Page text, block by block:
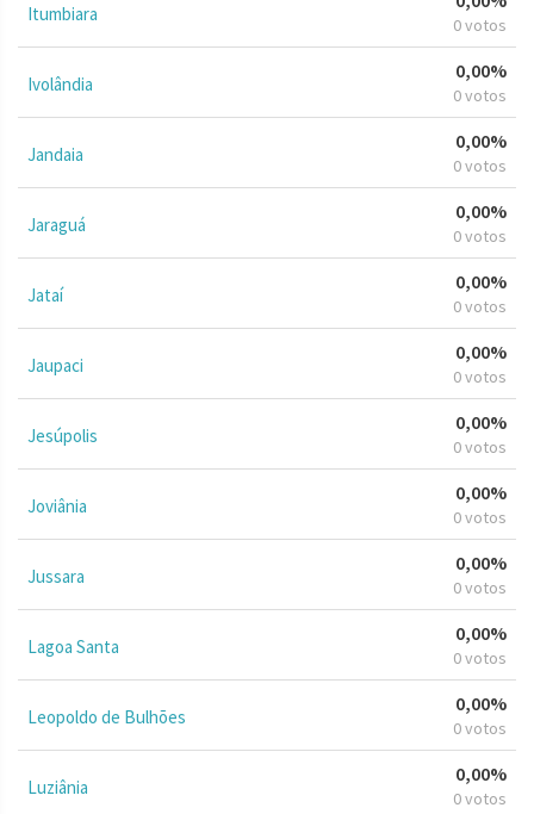
Itumbiara 0 votos
Ivolândia
0,00%
0 votos
Jandaia
0,00%
0 votos
Jaraguá
0,00%
0 votos
Jataí
0,00%
0 votos
Jaupaci
0,00%
0 votos
Jesúpolis
0,00%
0 votos
Joviânia
0,00%
0 votos
Jussara
0,00%
0 votos
Lagoa Santa
0,00%
0 votos
Leopoldo de Bulhões
0,00%
0 votos
Luziânia
0,00%
0 votos